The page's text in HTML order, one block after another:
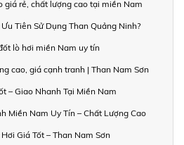
giá rẻ, chất lượng cao tại miền Nam
Tiên Sử Dụng Than Quảng Ninh?
lò hơi miền Nam uy tín
cao, giá cạnh tranh | Than Nam Sơn
– Giao Nhanh Tại Miền Nam
Miền Nam Uy Tín – Chất Lượng Cao
Giá Tốt – Than Nam Sơn